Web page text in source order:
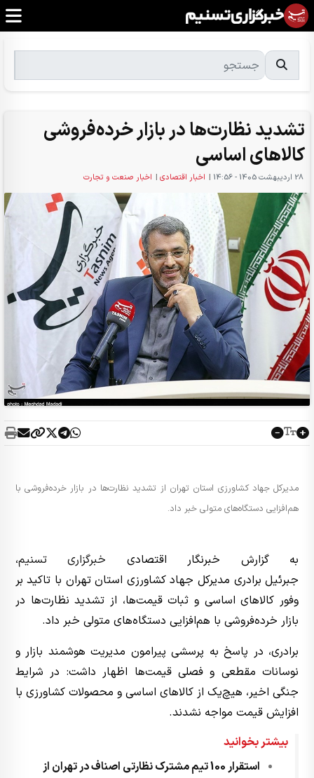
تشدید نظارت‌ها در بازار خرده‌فروشی
کالاهای اساسی
28 ارديبهشت 1405 - 14:56 | اخبار اقتصادی | اخبار صنعت و تجارت
مدیرکل جهاد کشاورزی استان تهران از تشدید نظارت‌ها در بازار خرده‌فروشی با
هم‌افزایی دستگاه‌های متولی خبر داد.
به گزارش خبرنگار اقتصادی خبرگزاری تسنیم،
جبرئیل برادری مدیرکل جهاد کشاورزی استان تهران با تاکید بر
وفور کالاهای اساسی و ثبات قیمت‌ها، از تشدید نظارت‌ها در
بازار خرده‌فروشی با هم‌افزایی دستگاه‌های متولی خبر داد.
برادری، در پاسخ به پرسشی پیرامون مدیریت هوشمند بازار و
نوسانات مقطعی و فصلی قیمت‌ها اظهار داشت: در شرایط
جنگی اخیر، هیچ‌یک از کالاهای اساسی و محصولات کشاورزی با
افزایش قیمت مواجه نشدند.
بیشتر بخوانید
استقرار 100 تیم مشترک نظارتی اصناف در تهران از